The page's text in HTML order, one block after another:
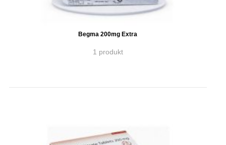
Begma 200mg Extra
1 produkt